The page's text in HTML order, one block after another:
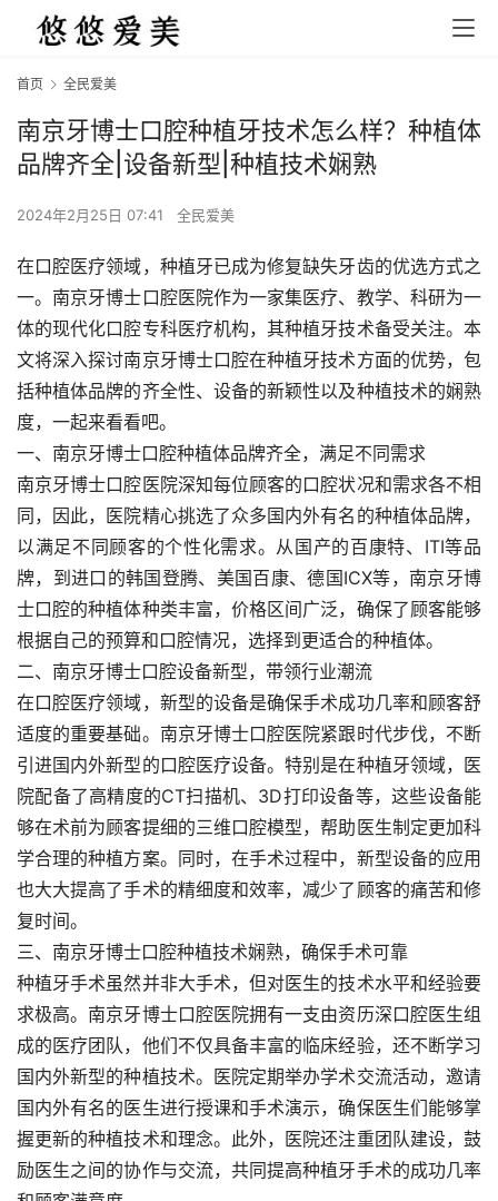
首页 全民爱美
南京牙博士口腔种植牙技术怎么样？种植体
品牌齐全|设备新型|种植技术娴熟
2024年2月25日 07:41 全民爱美
在口腔医疗领域，种植牙已成为修复缺失牙齿的优选方式之
一。南京牙博士口腔医院作为一家集医疗、教学、科研为一
体的现代化口腔专科医疗机构，其种植牙技术备受关注。本
文将深入探讨南京牙博士口腔在种植牙技术方面的优势，包
括种植体品牌的齐全性、设备的新颖性以及种植技术的娴熟
度，一起来看看吧。
一、南京牙博士口腔种植体品牌齐全，满足不同需求
南京牙博士口腔医院深知每位顾客的口腔状况和需求各不相
同，因此，医院精心挑选了众多国内外有名的种植体品牌，
以满足不同顾客的个性化需求。从国产的百康特、ITI等品
牌，到进口的韩国登腾、美国百康、德国ICX等，南京牙博
士口腔的种植体种类丰富，价格区间广泛，确保了顾客能够
根据自己的预算和口腔情况，选择到更适合的种植体。
二、南京牙博士口腔设备新型，带领行业潮流
在口腔医疗领域，新型的设备是确保手术成功几率和顾客舒
适度的重要基础。南京牙博士口腔医院紧跟时代步伐，不断
引进国内外新型的口腔医疗设备。特别是在种植牙领域，医
院配备了高精度的CT扫描机、3D打印设备等，这些设备能
够在术前为顾客提细的三维口腔模型，帮助医生制定更加科
学合理的种植方案。同时，在手术过程中，新型设备的应用
也大大提高了手术的精细度和效率，减少了顾客的痛苦和修
复时间。
三、南京牙博士口腔种植技术娴熟，确保手术可靠
种植牙手术虽然并非大手术，但对医生的技术水平和经验要
求极高。南京牙博士口腔医院拥有一支由资历深口腔医生组
成的医疗团队，他们不仅具备丰富的临床经验，还不断学习
国内外新型的种植技术。医院定期举办学术交流活动，邀请
国内外有名的医生进行授课和手术演示，确保医生们能够掌
握更新的种植技术和理念。此外，医院还注重团队建设，鼓
励医生之间的协作与交流，共同提高种植牙手术的成功几率